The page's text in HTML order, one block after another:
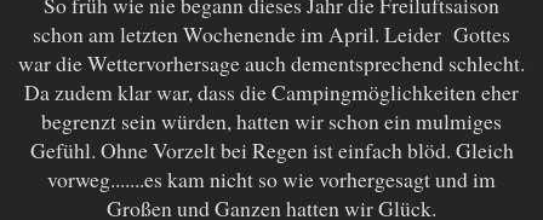
schon am letzten Wochenende im April. Leider Gottes
war die Wettervorhersage auch dementsprechend schlecht.
Da zudem klar war, dass die Campingmöglichkeiten eher
begrenzt sein würden, hatten wir schon ein mulmiges
Gefühl. Ohne Vorzelt bei Regen ist einfach blöd. Gleich
vorweg.......es kam nicht so wie vorhergesagt und im
Großen und Ganzen hatten wir Glück.